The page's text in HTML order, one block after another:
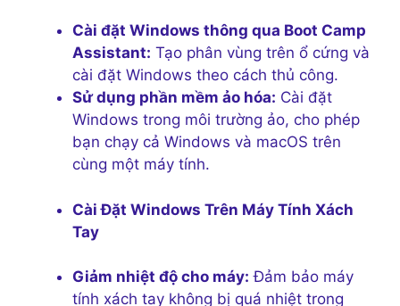
Cài đặt Windows thông qua Boot Camp
Assistant: Tạo phân vùng trên ổ cứng và
cài đặt Windows theo cách thủ công.
Sử dụng phần mềm ảo hóa: Cài đặt
Windows trong môi trường ảo, cho phép
bạn chạy cả Windows và macOS trên
cùng một máy tính.
Cài Đặt Windows Trên Máy Tính Xách
Tay
Giảm nhiệt độ cho máy: Đảm bảo máy
tính xách tay không bị quá nhiệt trong